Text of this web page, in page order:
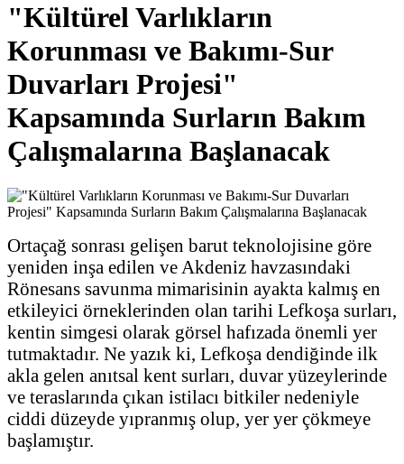
"Kültürel Varlıkların
Korunması ve Bakımı-Sur
Duvarları Projesi"
Kapsamında Surların Bakım
Çalışmalarına Başlanacak
Ortaçağ sonrası gelişen barut teknolojisine göre
yeniden inşa edilen ve Akdeniz havzasındaki
Rönesans savunma mimarisinin ayakta kalmış en
etkileyici örneklerinden olan tarihi Lefkoşa surları,
kentin simgesi olarak görsel hafızada önemli yer
tutmaktadır. Ne yazık ki, Lefkoşa dendiğinde ilk
akla gelen anıtsal kent surları, duvar yüzeylerinde
ve teraslarında çıkan istilacı bitkiler nedeniyle
ciddi düzeyde yıpranmış olup, yer yer çökmeye
başlamıştır.